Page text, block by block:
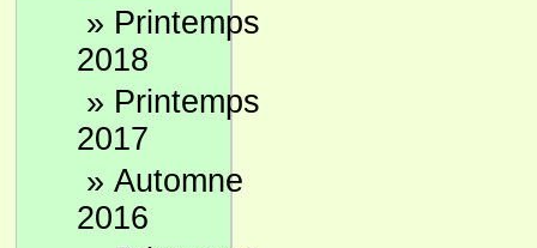
» Printemps
2018
» Printemps
2017
» Automne
2016